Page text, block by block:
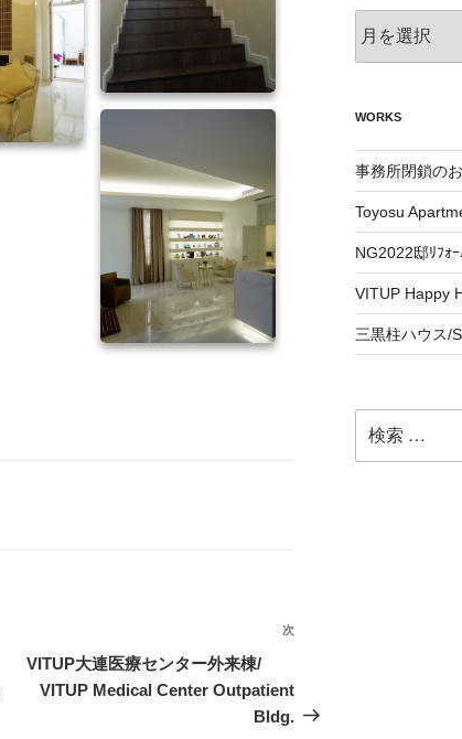
稿
次
VITUP大連医療センター外来棟/
VITUP Medical Center Outpatient
Bldg.
WORKS
事務所閉鎖の
Toyosu
NG2022邸ﾘﾌｫ
VITUP Happy
三黒柱ハウス/
索: